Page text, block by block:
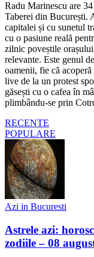
Radu Marinescu are
Taberei din București.
capitalei și cu sunetul
cu o pasiune reală
zilnic poveștile
relevante. Este genul
oamenii, fie că
live de la un protest
găsești cu o cafea în
plimbându-se prin
RECENTE
POPULARE
Azi in Bucuresti
Astrele azi:
zodiile – 08